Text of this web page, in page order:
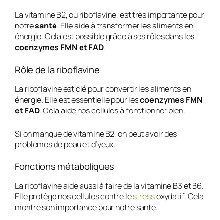
La vitamine B2, ou riboflavine, est très importante pour
notresanté. Elle aide à transformer les aliments en
énergie. Cela est possible grâce à ses rôles dans les
coenzymes FMN et FAD.
Rôle de la riboflavine
La riboflavine est clé pour convertir les aliments en
énergie. Elle est essentielle pour lescoenzymes FMN
et FAD. Cela aide nos cellules à fonctionner bien.
Si on manque de vitamine B2, on peut avoir des
problèmes de peau et d’yeux.
Fonctions métaboliques
La riboflavine aide aussi à faire de la vitamine B3 et B6.
Elle protège nos cellules contre lestressoxydatif. Cela
montre son importance pour notre santé.